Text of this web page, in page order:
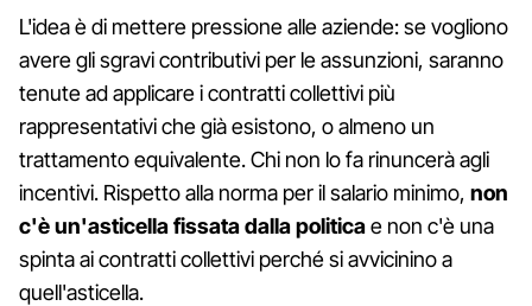
L'idea è di mettere pressione alle aziende: se vogliono
avere gli sgravi contributivi per le assunzioni, saranno
tenute ad applicare i contratti collettivi più
rappresentativi che già esistono, o almeno un
trattamento equivalente. Chi non lo fa rinuncerà agli
incentivi. Rispetto alla norma per il salario minimo, non
c'è un'asticella fissata dalla politicae non c'è una
spinta ai contratti collettivi perché si avvicinino a
quell'asticella.